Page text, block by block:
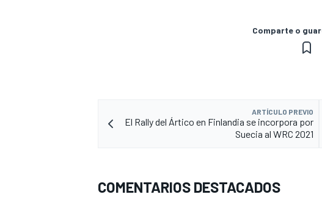
Comparte o
ARTÍCULO PREVIO
El Rally del Ártico en Finlandia se incorpora por
Suecia al WRC 2021
COMENTARIOS DESTACADOS